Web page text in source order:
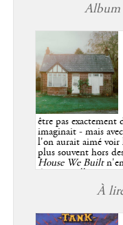
Album
être pas
imaginait - mais
l'on aurait aimé voir
plus souvent hors
House We Built
des très belles
plusieurs
une place de choix
À